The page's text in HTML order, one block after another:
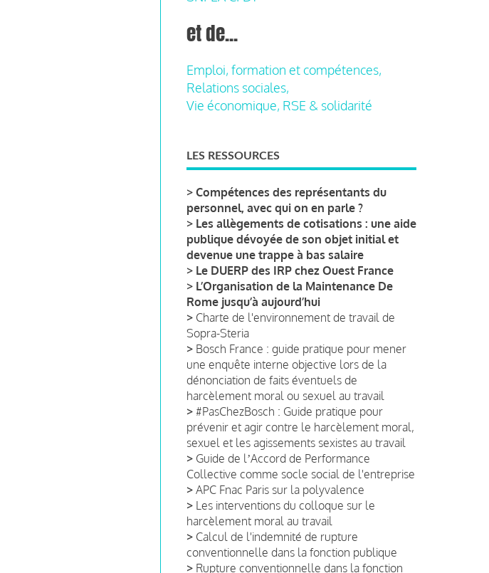
et de...
Emploi, formation et compétences,
Relations sociales,
Vie économique, RSE & solidarité
LES RESSOURCES
> Compétences des représentants du
personnel, avec qui on en parle ?
> Les allègements de cotisations : une aide
publique dévoyée de son objet initial et
devenue une trappe à bas salaire
> Le DUERP des IRP chez Ouest France
> L’Organisation de la Maintenance De
Rome jusqu’à aujourd’hui
> Charte de l'environnement de travail de
Sopra-Steria
> Bosch France : guide pratique pour mener
une enquête interne objective lors de la
dénonciation de faits éventuels de
harcèlement moral ou sexuel au travail
> #PasChezBosch : Guide pratique pour
prévenir et agir contre le harcèlement moral,
sexuel et les agissements sexistes au travail
> Guide de lʼAccord de Performance
Collective comme socle social de l'entreprise
> APC Fnac Paris sur la polyvalence
> Les interventions du colloque sur le
harcèlement moral au travail
> Calcul de l'indemnité de rupture
conventionnelle dans la fonction publique
> Rupture conventionnelle dans la fonction